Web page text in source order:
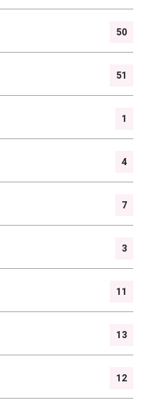
50
51
1
4
7
3
11
13
12